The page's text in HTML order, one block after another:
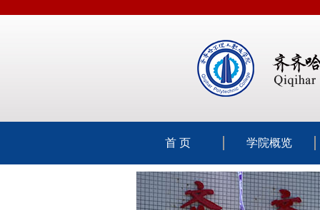
首 页 学院概览